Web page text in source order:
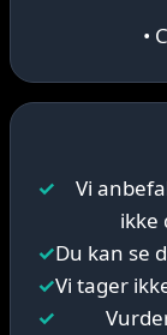
•
✓
Vi
ikke
✓Du kan se
✓Vi tager
✓